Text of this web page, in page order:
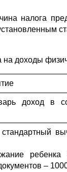
налога
доходы
доход в
–